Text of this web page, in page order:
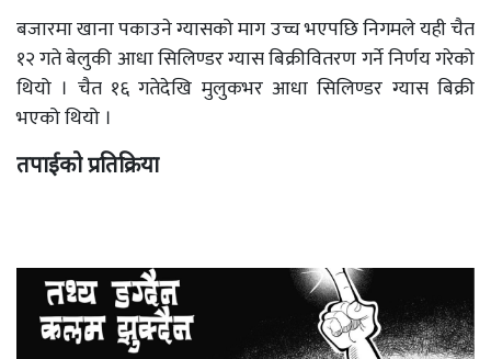
बजारमा खाना पकाउने ग्यासको माग उच्च भएपछि निगमले यही चैत
१२ गते बेलुकी आधा सिलिण्डर ग्यास बिक्रीवितरण गर्ने निर्णय गरेको
थियो । चैत १६ गतेदेखि मुलुकभर आधा सिलिण्डर ग्यास बिक्री
भएको थियो ।
तपाईको प्रतिक्रिया